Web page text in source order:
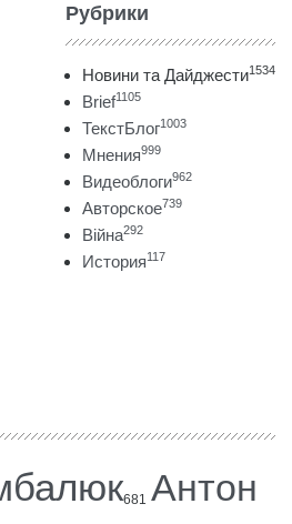
Рубрики
Новини та Дайджести1534
Brief1105
ТекстБлог1003
Мнения999
Видеоблоги962
Авторское739
Війна292
История117
681 Антон